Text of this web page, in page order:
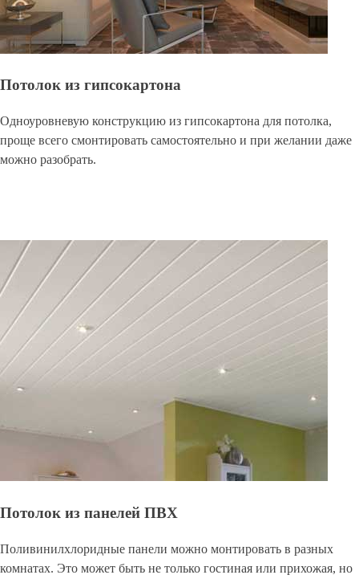
Потолок из гипсокартона
Одноуровневую конструкцию из гипсокартона для потолка,
проще всего смонтировать самостоятельно и при желании даже
можно разобрать.
Потолок из панелей ПВХ
Поливинилхлоридные панели можно монтировать в разных
комнатах. Это может быть не только гостиная или прихожая, но